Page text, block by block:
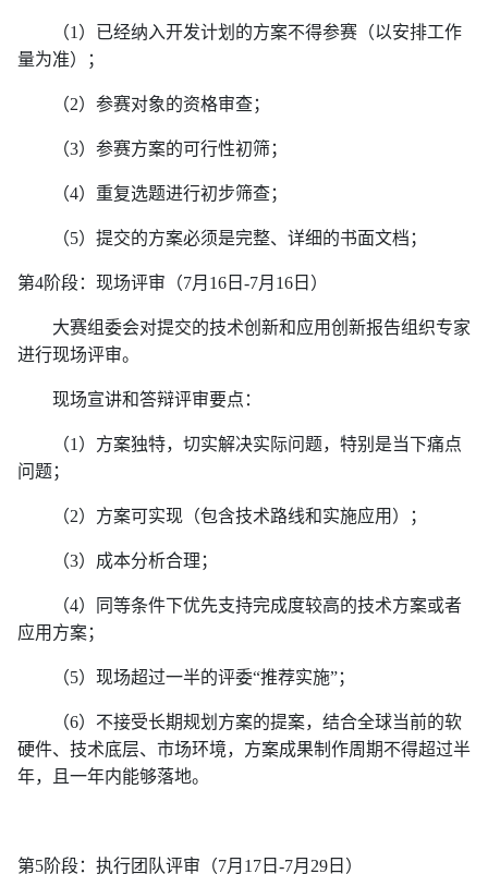
（1）已经纳入开发计划的方案不得参赛（以安排工作
量为准）；
（2）参赛对象的资格审查；
（3）参赛方案的可行性初筛；
（4）重复选题进行初步筛查；
（5）提交的方案必须是完整、详细的书面文档；
第4阶段：现场评审（7月16日-7月16日）
大赛组委会对提交的技术创新和应用创新报告组织专家
进行现场评审。
现场宣讲和答辩评审要点：
（1）方案独特，切实解决实际问题，特别是当下痛点
问题；
（2）方案可实现（包含技术路线和实施应用）；
（3）成本分析合理；
（4）同等条件下优先支持完成度较高的技术方案或者
应用方案；
（5）现场超过一半的评委“推荐实施”；
（6）不接受长期规划方案的提案，结合全球当前的软
硬件、技术底层、市场环境，方案成果制作周期不得超过半
年，且一年内能够落地。
第5阶段：执行团队评审（7月17日-7月29日）